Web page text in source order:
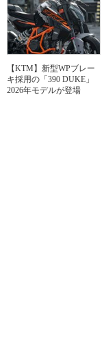
【KTM】新型WPブレー
キ採用の「390 DUKE」
2026年モデルが登場